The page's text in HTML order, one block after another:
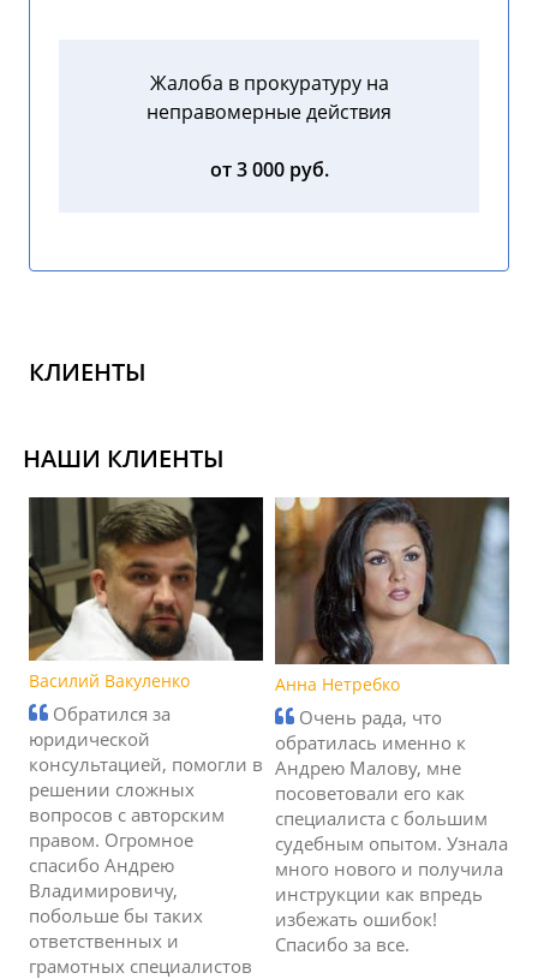
Жалоба в прокуратуру на
неправомерные действия
от 3 000 руб.
КЛИЕНТЫ
НАШИ КЛИЕНТЫ
Василий Вакуленко
Обратился за
юридической
консультацией, помогли в
решении сложных
вопросов с авторским
правом. Огромное
спасибо Андрею
Владимировичу,
побольше бы таких
ответственных и
грамотных специалистов
Анна Нетребко
Очень рада, что
обратилась именно к
Андрею Малову, мне
посоветовали его как
специалиста с большим
судебным опытом. Узнала
много нового и получила
инструкции как впредь
избежать ошибок!
Спасибо за все.